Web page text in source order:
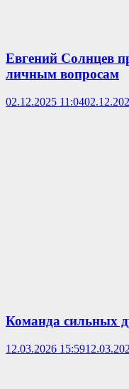
Евгений Солнцев
личным вопросам
02.12.2025 11:04
Команда сильных
12.03.2026 15:59